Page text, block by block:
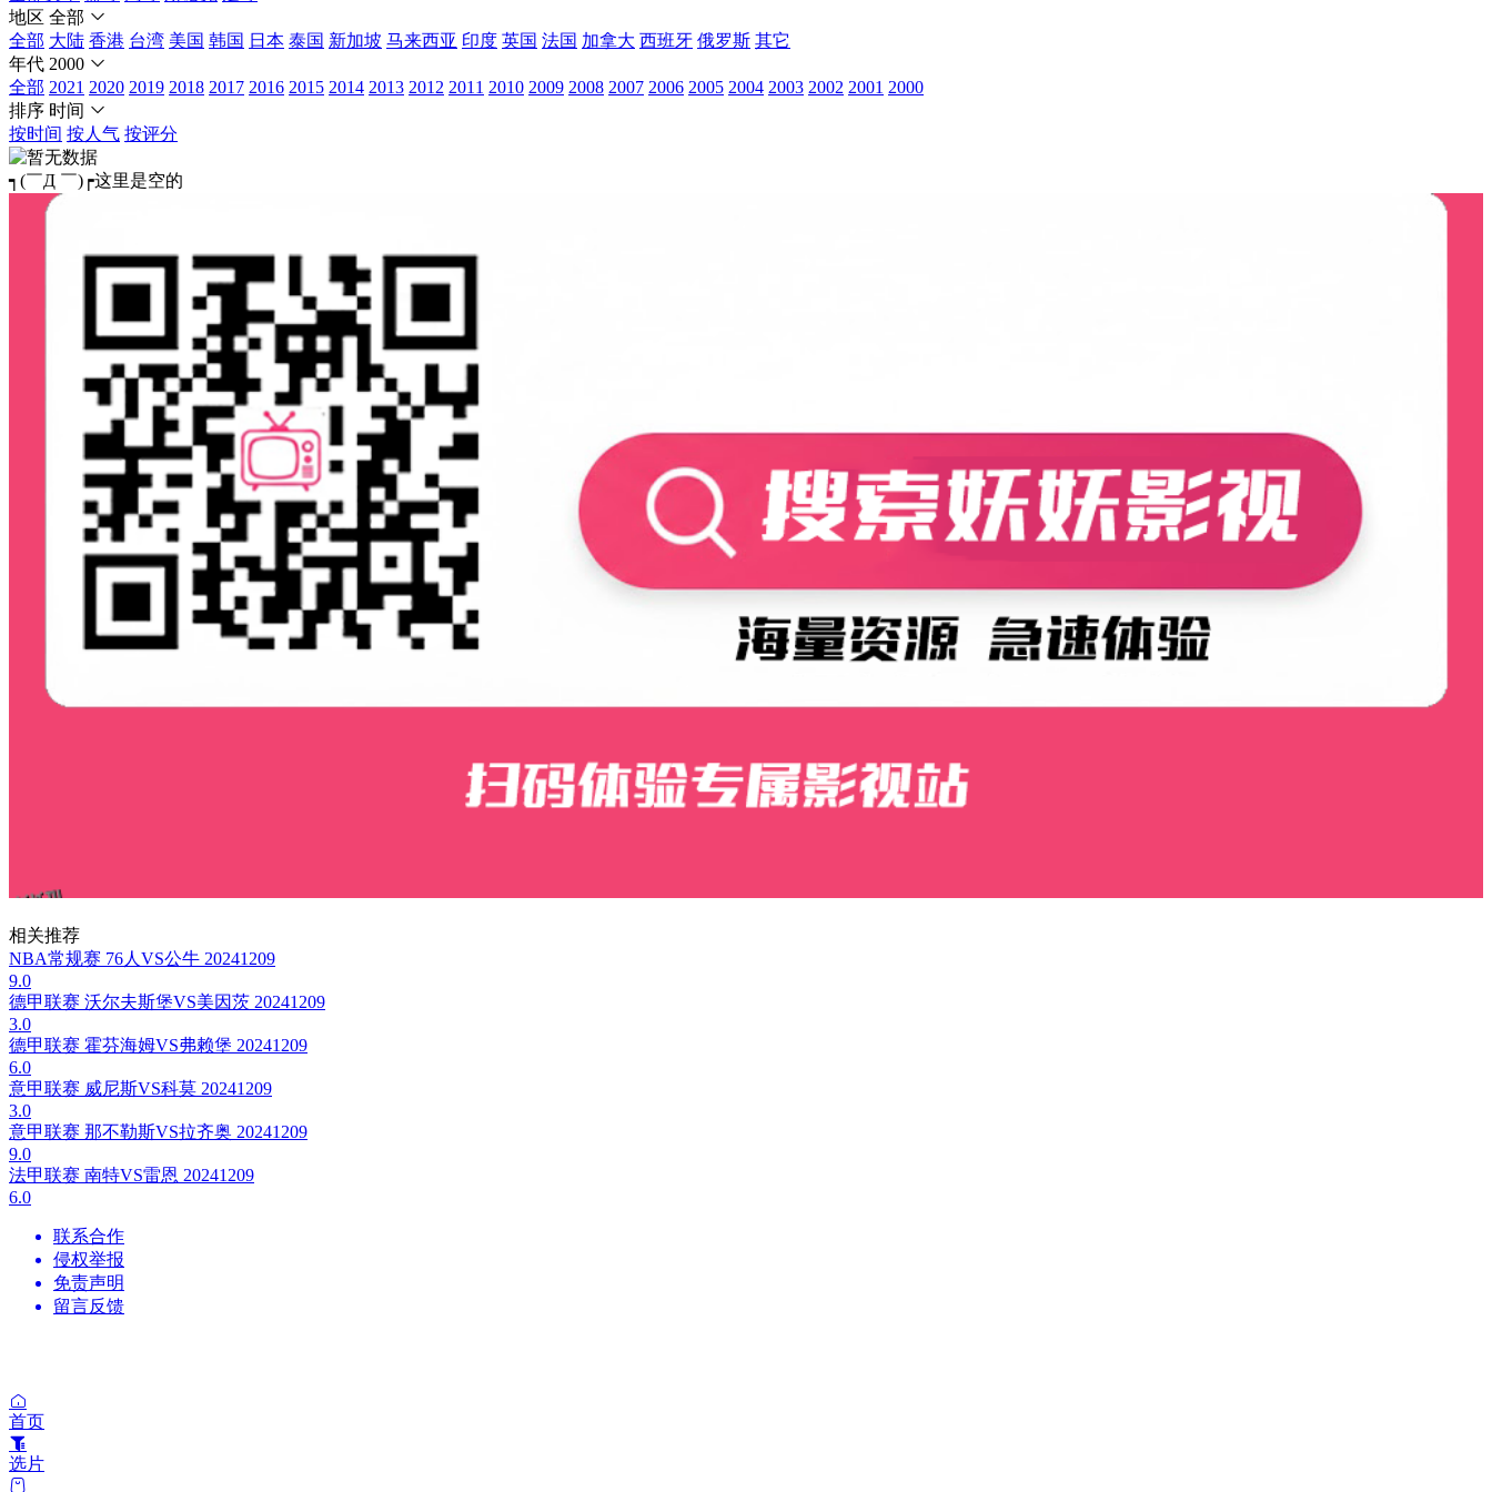
地区 全部
全部 大陆 香港 台湾 美国 韩国 日本 泰国 新加坡 马来西亚 印度 英国 法国 加拿大 西班牙 俄罗斯 其它
年代 2000
全部 2021 2020 2019 2018 2017 2016 2015 2014 2013 2012 2011 2010 2009 2008 2007 2006 2005 2004 2003 2002 2001 2000
排序 时间
按时间 按人气 按评分
┑(￣Д ￣)┍这里是空的
相关推荐
NBA常规赛 76人VS公牛 20241209
9.0
德甲联赛 沃尔夫斯堡VS美因茨 20241209
3.0
德甲联赛 霍芬海姆VS弗赖堡 20241209
6.0
意甲联赛 威尼斯VS科莫 20241209
3.0
意甲联赛 那不勒斯VS拉齐奥 20241209
9.0
法甲联赛 南特VS雷恩 20241209
6.0
联系合作
侵权举报
免责声明
留言反馈
首页
选片